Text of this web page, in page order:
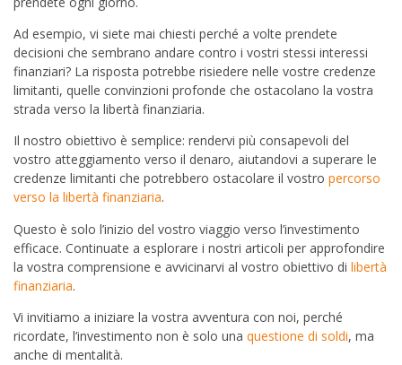
Ad esempio, vi siete mai chiesti perché a volte prendete
decisioni che sembrano andare contro i vostri stessi interessi
finanziari? La risposta potrebbe risiedere nelle vostre credenze
limitanti, quelle convinzioni profonde che ostacolano la vostra
strada verso la libertà finanziaria.
Il nostro obiettivo è semplice: rendervi più consapevoli del
vostro atteggiamento verso il denaro, aiutandovi a superare le
credenze limitanti che potrebbero ostacolare il vostro percorso
verso la libertà finanziaria.
Questo è solo l’inizio del vostro viaggio verso l’investimento
efficace. Continuate a esplorare i nostri articoli per approfondire
la vostra comprensione e avvicinarvi al vostro obiettivo di libertà
finanziaria.
Vi invitiamo a iniziare la vostra avventura con noi, perché
ricordate, l’investimento non è solo una questione di soldi, ma
anche di mentalità.